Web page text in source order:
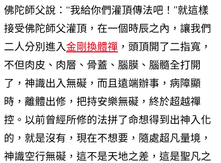
佛陀師父說：“我給你們灌頂傳法吧！”就這樣
接受佛陀師父灌頂，在一個時辰之內，讓我們
二人分別進入金剛換體禪 ，頭頂開了二指寬，
不但肉皮、肉層、骨蓋、腦膜、腦髓全打開
了，神識出入無礙，而且遠端辦事，病障顯
時，離體出修，把持安樂無礙，終於超越禪
控。以前曾經所修的法拼了命想得到出神入化
的，就是沒有，現在不想要，隨處超凡量境，
神識空行無礙，這不是天地之差，這是聖凡之